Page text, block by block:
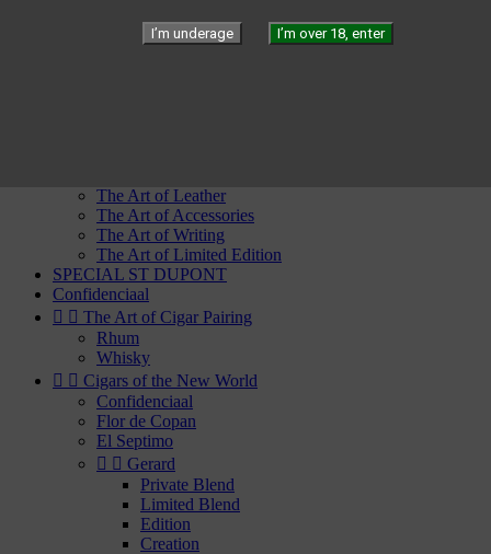
I’m underage I’m over 18, enter
Trinidad
Vegas Robaina
The Art of Leather
The Art of Accessories
The Art of Writing
The Art of Limited Edition
SPECIAL ST DUPONT
Confidenciaal
  The Art of Cigar Pairing
Rhum
Whisky
  Cigars of the New World
Confidenciaal
Flor de Copan
El Septimo
  Gerard
Private Blend
Limited Blend
Edition
Creation